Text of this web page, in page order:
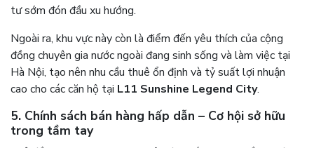
tư sớm đón đầu xu hướng.
Ngoài ra, khu vực này còn là điểm đến yêu thích của cộng
đồng chuyên gia nước ngoài đang sinh sống và làm việc tại
Hà Nội, tạo nên nhu cầu thuê ổn định và tỷ suất lợi nhuận
cao cho các căn hộ tại L11 Sunshine Legend City.
5. Chính sách bán hàng hấp dẫn – Cơ hội sở hữu
trong tầm tay